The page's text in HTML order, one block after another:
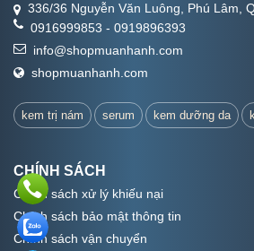
336/36 Nguyễn Văn Luông, Phú Lâm,
0916999853 - 0919896393
info@shopmuanhanh.com
shopmuanhanh.com
kem trị nám serum kem dưỡng da
CHÍNH SÁCH
Chính sách xử lý khiếu nại
Chính sách bảo mật thông tin
Chính sách vận chuyển